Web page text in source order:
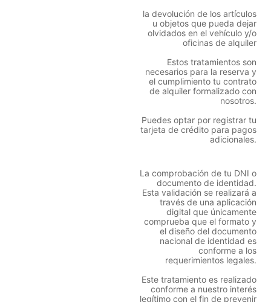
la devolución de los artículos
u objetos que pueda dejar
olvidados en el vehículo y/o
oficinas de alquiler
Estos tratamientos son
necesarios para la reserva y
el cumplimiento tu contrato
de alquiler formalizado con
nosotros.
Puedes optar por registrar tu
tarjeta de crédito para pagos
adicionales.
La comprobación de tu DNI o
documento de identidad.
Esta validación se realizará a
través de una aplicación
digital que únicamente
comprueba que el formato y
el diseño del documento
nacional de identidad es
conforme a los
requerimientos legales.
Este tratamiento es realizado
conforme a nuestro interés
legítimo con el fin de prevenir